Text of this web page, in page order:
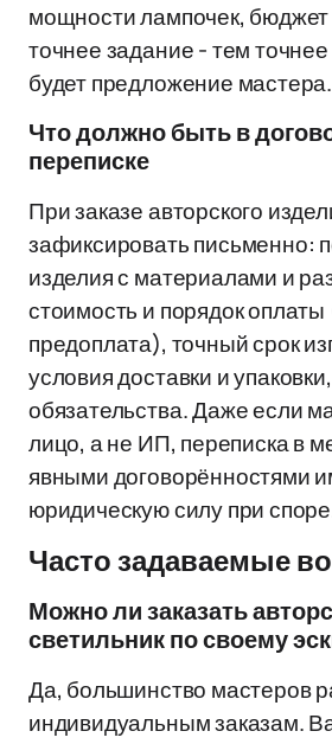
мощности лампочек,
точнее задание - тем
будет предложение мастера.
Что должно быть в
переписке
При заказе авторского
зафиксировать письменно:
изделия с материалами и
стоимость и порядок
предоплата), точный срок
условия доставки и
обязательства. Даже если
лицо, а не ИП, переписка в
явными договорённостями
юридическую силу при
Часто задаваемые
Можно ли заказать
светильник по своему
Да, большинство мастеров
индивидуальным заказам.